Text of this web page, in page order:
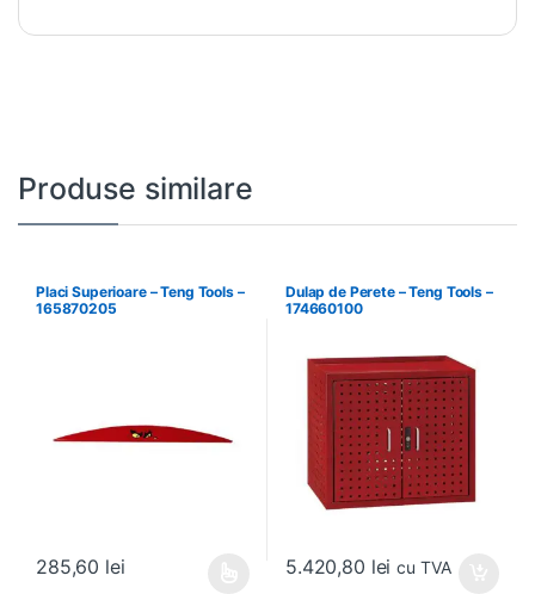
Produse similare
Placi Superioare – Teng Tools –
165870205
285,60 lei
Dulap de Perete – Teng Tools –
174660100
5.420,80 lei cu TVA